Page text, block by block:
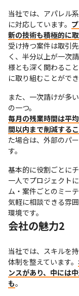
当社では、アパレル
に対応しています。
新の技術も積極的に
受け持つ案件は取引
く、半分以上が一次
様とも深く関わるこ
に取り組むことができ
また、一次請けが多
毎月の残業時間は平
間以内まで削減する
た場合は、外部のパ
す。
基本的に役割ごとに
一人でプロジェクト
ム・案件ごとのミー
気軽に相談できる雰
環境です。
会社の魅力2
当社では、スキルを
体制を整えています。
ンスがあり、中には
も。